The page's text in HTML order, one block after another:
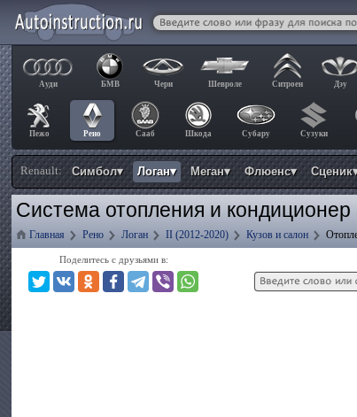
Ауди БМВ Чери Шевроле Ситроен Дэу
Пежо Рено Сааб Шкода Субару Сузуки
Renault: Симбол▾ Логан▾ Меган▾ Флюенс▾
Система отопления и
Главная Рено Логан II (2012-2020) Кузов и салон
Поделитесь с друзьями в: